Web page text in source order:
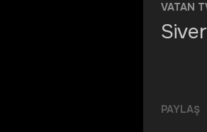
VATAN
PAYLAŞ